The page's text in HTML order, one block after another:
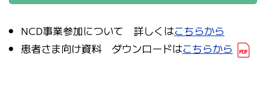
NCD事業参加について 詳しくはこちらから
患者さま向け資料 ダウンロードはこちらから